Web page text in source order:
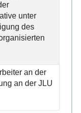
unter
des
an der
an der JLU